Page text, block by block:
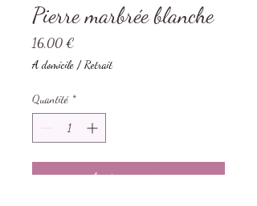
Pierre marbrée blanche
16,00 €
A domicile / Retrait
Quantité *
Ajouter au panier